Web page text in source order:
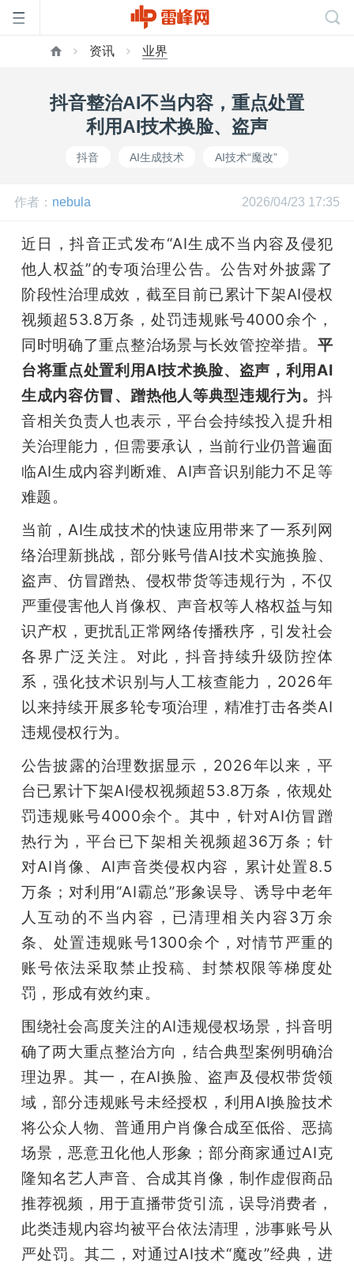
网
开
课
活
动
中
心
GAIR
专
题
爱
机
资讯 业界
抖音整治AI不当内容，重点处置
利用AI技术换脸、盗声
抖音 AI生成技术 AI技术“魔改”
作者： nebula 2026/04/23 17:35
近日，抖音正式发布“AI生成不当内容及侵犯
他人权益”的专项治理公告。公告对外披露了
阶段性治理成效，截至目前已累计下架AI侵权
视频超53.8万条，处罚违规账号4000余个，
同时明确了重点整治场景与长效管控举措。 平
台将重点处置利用AI技术换脸、盗声，利用AI
生成内容仿冒、蹭热他人等典型违规行为。 抖
音相关负责人也表示，平台会持续投入提升相
关治理能力，但需要承认，当前行业仍普遍面
临AI生成内容判断难、AI声音识别能力不足等
难题。
当前，AI生成技术的快速应用带来了一系列网
络治理新挑战，部分账号借AI技术实施换脸、
盗声、仿冒蹭热、侵权带货等违规行为，不仅
严重侵害他人肖像权、声音权等人格权益与知
识产权，更扰乱正常网络传播秩序，引发社会
各界广泛关注。对此，抖音持续升级防控体
系，强化技术识别与人工核查能力，2026年
以来持续开展多轮专项治理，精准打击各类AI
违规侵权行为。
公告披露的治理数据显示，2026年以来，平
台已累计下架AI侵权视频超53.8万条，依规处
罚违规账号4000余个。其中，针对AI仿冒蹭
热行为，平台已下架相关视频超36万条；针
对AI肖像、AI声音类侵权内容，累计处置8.5
万条；对利用“AI霸总”形象误导、诱导中老年
人互动的不当内容，已清理相关内容3万余
条、处置违规账号1300余个，对情节严重的
账号依法采取禁止投稿、封禁权限等梯度处
罚，形成有效约束。
围绕社会高度关注的AI违规侵权场景，抖音明
确了两大重点整治方向，结合典型案例明确治
理边界。其一，在AI换脸、盗声及侵权带货领
域，部分违规账号未经授权，利用AI换脸技术
将公众人物、普通用户肖像合成至低俗、恶搞
场景，恶意丑化他人形象；部分商家通过AI克
隆知名艺人声音、合成其肖像，制作虚假商品
推荐视频，用于直播带货引流，误导消费者，
此类违规内容均被平台依法清理，涉事账号从
严处罚。其二，对通过AI技术“魔改”经典，进